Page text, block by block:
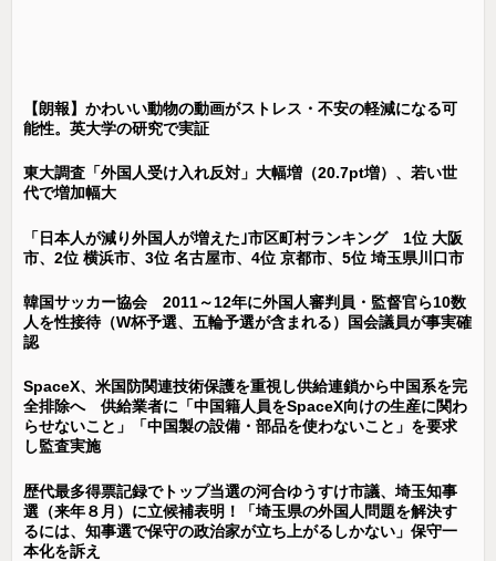
【朗報】かわいい動物の動画がストレス・不安の軽減になる可
能性。英大学の研究で実証
東大調査「外国人受け入れ反対」大幅増（20.7pt増）、若い世
代で増加幅大
「日本人が減り外国人が増えた｣市区町村ランキング 1位 大阪
市、2位 横浜市、3位 名古屋市、4位 京都市、5位 埼玉県川口市
韓国サッカー協会 2011～12年に外国人審判員・監督官ら10数
人を性接待（W杯予選、五輪予選が含まれる）国会議員が事実確
認
SpaceX、米国防関連技術保護を重視し供給連鎖から中国系を完
全排除へ 供給業者に「中国籍人員をSpaceX向けの生産に関わ
らせないこと」「中国製の設備・部品を使わないこと」を要求
し監査実施
歴代最多得票記録でトップ当選の河合ゆうすけ市議、埼玉知事
選（来年８月）に立候補表明！「埼玉県の外国人問題を解決す
るには、知事選で保守の政治家が立ち上がるしかない」保守一
本化を訴え